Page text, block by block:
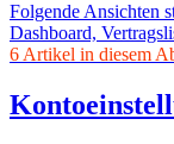
Folgende Ansichten
Dashboard,
6 Artikel in diesem